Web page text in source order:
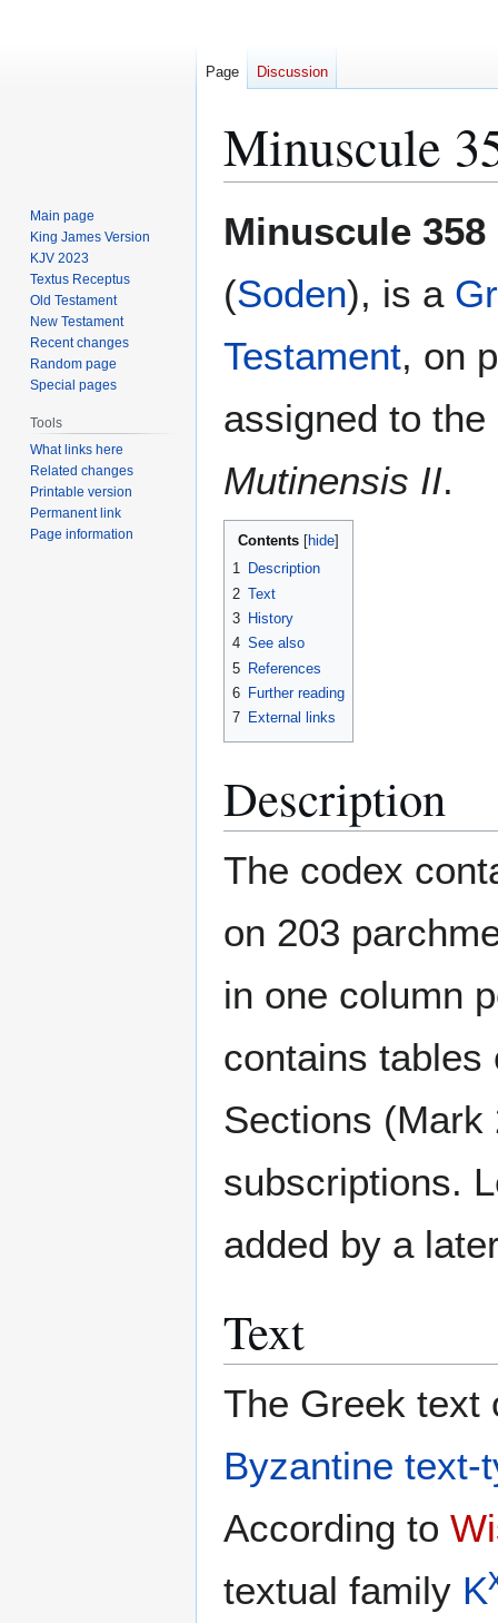
Minuscule
toto
Minuscule 358
(Soden), is a
Testament, on
assigned to
Mutinensis II.
Contents
1 Description
2 Text
3 History
4 See also
5 References
6 Further reading
7 External links
Description
The codex
on 203
in one column
contains tables
Sections
subscriptions.
added by a
Text
The Greek text
Byzantine text-
According to
textual family K
Page Discussion
Main page
King James Version
KJV 2023
Textus Receptus
Old Testament
New Testament
Recent changes
Random page
Special pages
Tools
What links here
Related changes
Printable version
Permanent link
Page information